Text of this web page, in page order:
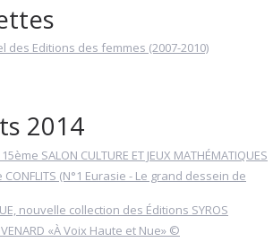
Editions des femmes (2007-2010)
2014
SALON CULTURE ET JEUX MATHÉMATIQUES
(N°1 Eurasie - Le grand dessein de
nouvelle collection des Éditions SYROS
«À Voix Haute et Nue» ©